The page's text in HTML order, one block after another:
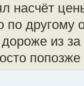
насчёт
по другому
из